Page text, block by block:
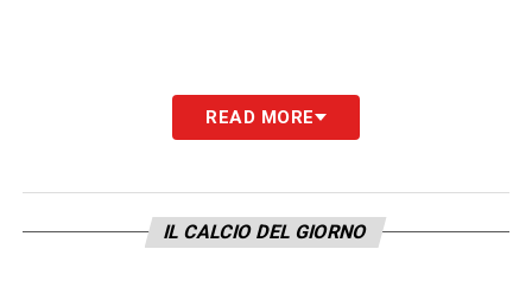
READ MORE
IL CALCIO DEL GIORNO